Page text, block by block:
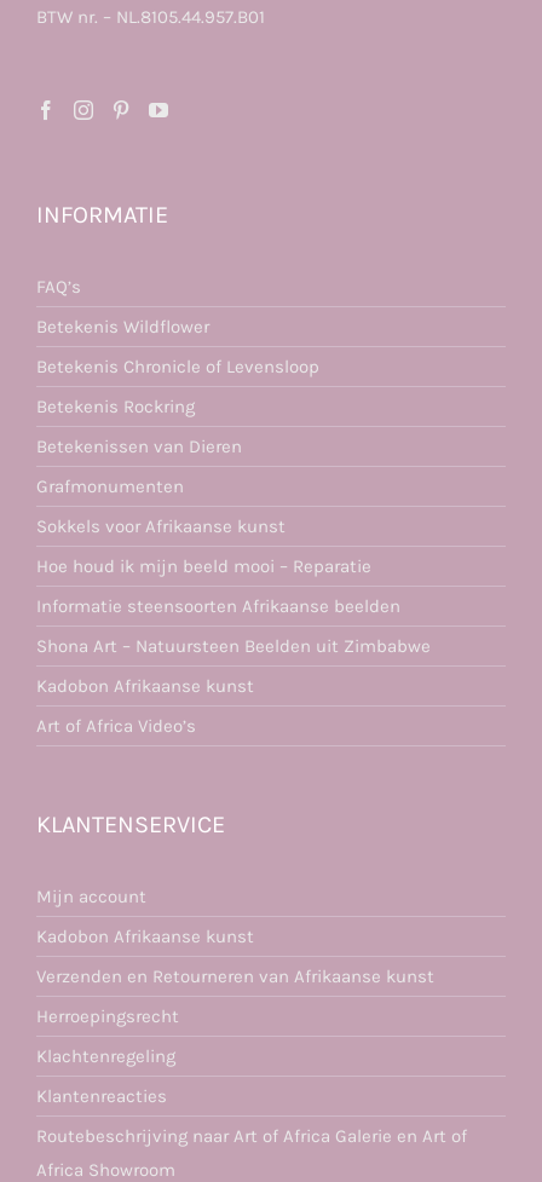
BTW nr. – NL.8105.44.957.B01
INFORMATIE
FAQ’s
Betekenis Wildflower
Betekenis Chronicle of Levensloop
Betekenis Rockring
Betekenissen van Dieren
Grafmonumenten
Sokkels voor Afrikaanse kunst
Hoe houd ik mijn beeld mooi – Reparatie
Informatie steensoorten Afrikaanse beelden
Shona Art – Natuursteen Beelden uit Zimbabwe
Kadobon Afrikaanse kunst
Art of Africa Video’s
KLANTENSERVICE
Mijn account
Kadobon Afrikaanse kunst
Verzenden en Retourneren van Afrikaanse kunst
Herroepingsrecht
Klachtenregeling
Klantenreacties
Routebeschrijving naar Art of Africa Galerie en Art of
Africa Showroom